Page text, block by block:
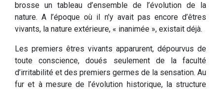
brosse un tableau d’ensemble de l’évolution de la
nature. A l’époque où il n’y avait pas encore d’êtres
vivants, la nature extérieure, « inanimée », existait déjà.
Les premiers êtres vivants apparurent, dépourvus de
toute conscience, doués seulement de la faculté
d’irritabilité et des premiers germes de la sensation. Au
fur et à mesure de l’évolution historique, la structure